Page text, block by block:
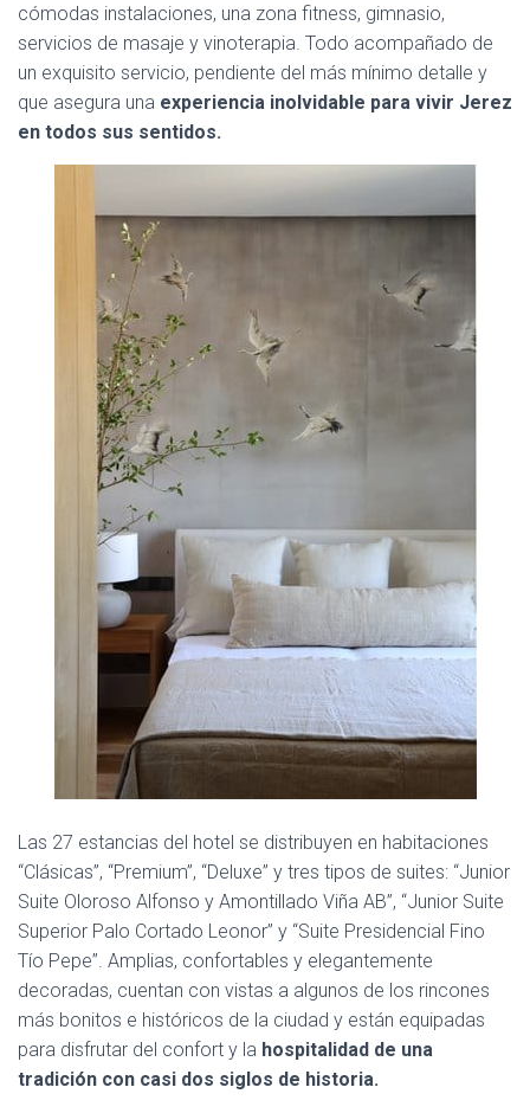
cómodas instalaciones, una zona fitness, gimnasio,
servicios de masaje y vinoterapia. Todo acompañado de
un exquisito servicio, pendiente del más mínimo detalle y
que asegura una experiencia inolvidable para vivir Jerez
en todos sus sentidos.
Las 27 estancias del hotel se distribuyen en habitaciones
“Clásicas”, “Premium”, “Deluxe” y tres tipos de suites: “Junior
Suite Oloroso Alfonso y Amontillado Viña AB”, “Junior Suite
Superior Palo Cortado Leonor” y “Suite Presidencial Fino
Tío Pepe”. Amplias, confortables y elegantemente
decoradas, cuentan con vistas a algunos de los rincones
más bonitos e históricos de la ciudad y están equipadas
para disfrutar del confort y la hospitalidad de una
tradición con casi dos siglos de historia.